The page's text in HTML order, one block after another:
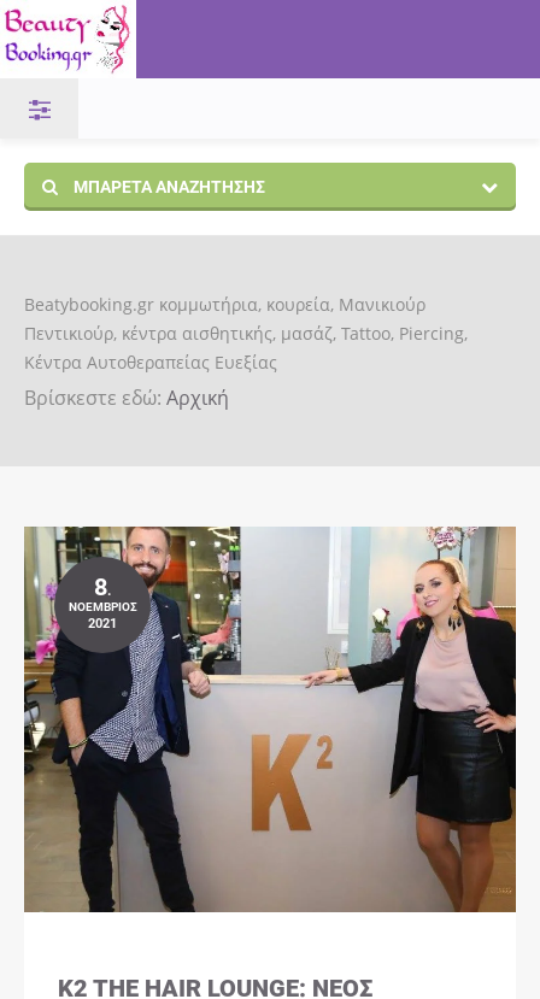
ΜΠΑΡΈΤΑ ΑΝΑΖΉΤΗΣΗΣ
Beatybooking.gr κομμωτήρια, κουρεία, Μανικιούρ
Πεντικιούρ, κέντρα αισθητικής, μασάζ, Tattoo, Piercing,
Κέντρα Αυτοθεραπείας Ευεξίας
Βρίσκεστε εδώ: Αρχική
8.
ΝΟΈΜΒΡΙΟΣ
2021
K2 THE HAIR LOUNGE: ΝΈΟΣ